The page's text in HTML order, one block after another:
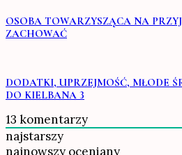
OSOBA TOWARZYSZĄCA NA
ZACHOWAĆ
DODATKI, UPRZEJMOŚĆ, MŁODE
DO KIELBANA 3
13 komentarzy
najstarszy
najnowszy oceniany